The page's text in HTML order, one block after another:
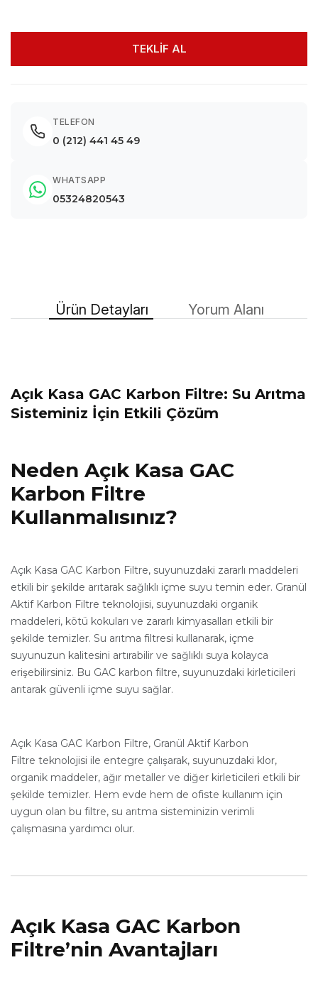
TEKLİF AL
TELEFON
0 (212) 441 45 49
WHATSAPP
05324820543
Ürün Detayları Yorum Alanı
Açık Kasa GAC Karbon Filtre: Su Arıtma
Sisteminiz İçin Etkili Çözüm
Neden Açık Kasa GAC
Karbon Filtre
Kullanmalısınız?
Açık Kasa GAC Karbon Filtre, suyunuzdaki zararlı maddeleri
etkili bir şekilde arıtarak sağlıklı içme suyu temin eder. Granül
Aktif Karbon Filtre teknolojisi, suyunuzdaki organik
maddeleri, kötü kokuları ve zararlı kimyasalları etkili bir
şekilde temizler. Su arıtma filtresi kullanarak, içme
suyunuzun kalitesini artırabilir ve sağlıklı suya kolayca
erişebilirsiniz. Bu GAC karbon filtre, suyunuzdaki kirleticileri
arıtarak güvenli içme suyu sağlar.
Açık Kasa GAC Karbon Filtre, Granül Aktif Karbon
Filtre teknolojisi ile entegre çalışarak, suyunuzdaki klor,
organik maddeler, ağır metaller ve diğer kirleticileri etkili bir
şekilde temizler. Hem evde hem de ofiste kullanım için
uygun olan bu filtre, su arıtma sisteminizin verimli
çalışmasına yardımcı olur.
Açık Kasa GAC Karbon
Filtre’nin Avantajları